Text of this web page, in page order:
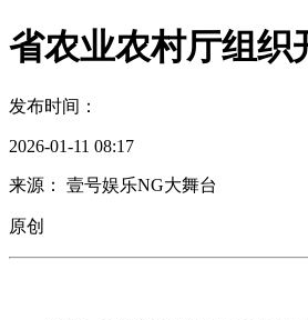
省农业农村厅组织
发布时间：
2026-01-11 08:17
来源： 壹号娱乐NG大舞台
原创